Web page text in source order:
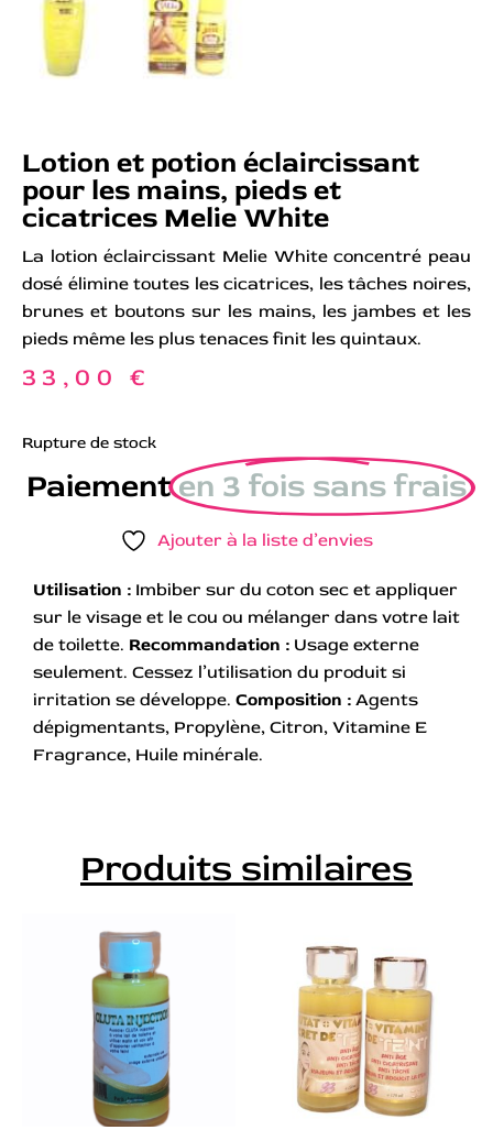
Lotion et potion éclaircissant
pour les mains, pieds et
cicatrices Melie White
La lotion éclaircissant Melie White concentré peau
dosé élimine toutes les cicatrices, les tâches noires,
brunes et boutons sur les mains, les jambes et les
pieds même les plus tenaces finit les quintaux.
33,00 €
Rupture de stock
Paiementen 3 fois sans frais
Ajouter à la liste d’envies
Utilisation : Imbiber sur du coton sec et appliquer
sur le visage et le cou ou mélanger dans votre lait
de toilette. Recommandation : Usage externe
seulement. Cessez l’utilisation du produit si
irritation se développe. Composition : Agents
dépigmentants, Propylène, Citron, Vitamine E
Fragrance, Huile minérale.
Produits similaires